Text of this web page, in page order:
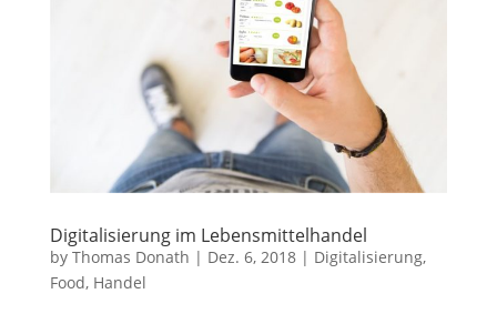
Digitalisierung im Lebensmittelhandel
by Thomas Donath | Dez. 6, 2018| Digitalisierung,
Food, Handel